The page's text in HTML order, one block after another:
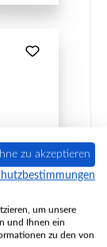
zu akzeptieren
um unsere
und Ihnen ein
zu den von